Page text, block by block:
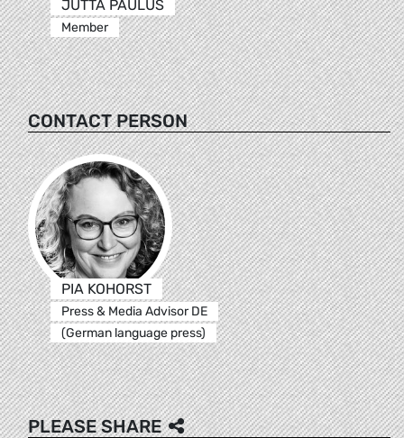
JUTTA PAULUS
Member
CONTACT PERSON
PIA KOHORST
Press & Media Advisor DE
(German language press)
PLEASE SHARE